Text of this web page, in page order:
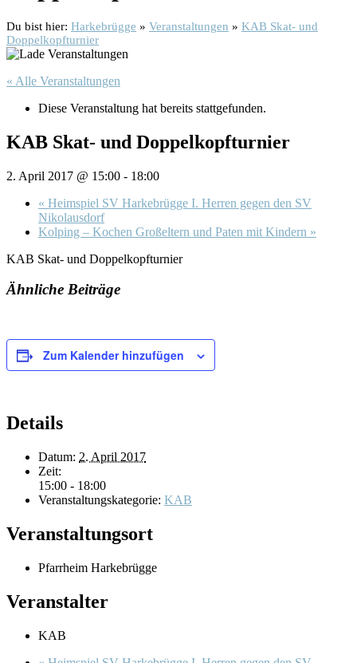
Du bist hier: Harkebrügge » Veranstaltungen » KAB Skat- und
Doppelkopfturnier
« Alle Veranstaltungen
Diese Veranstaltung hat bereits stattgefunden.
KAB Skat- und Doppelkopfturnier
2. April 2017 @ 15:00 - 18:00
« Heimspiel SV Harkebrügge I. Herren gegen den SV
Nikolausdorf
Kolping – Kochen Großeltern und Paten mit Kindern »
KAB Skat- und Doppelkopfturnier
Ähnliche Beiträge
Zum Kalender hinzufügen
Details
Datum: 2. April 2017
Zeit:
15:00 - 18:00
Veranstaltungskategorie: KAB
Veranstaltungsort
Pfarrheim Harkebrügge
Veranstalter
KAB